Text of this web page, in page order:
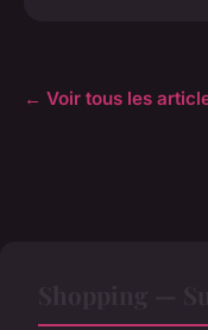
← Voir tous les